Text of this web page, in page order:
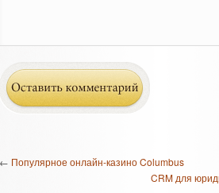
Популярное онлайн-казино Columbus
CRM для